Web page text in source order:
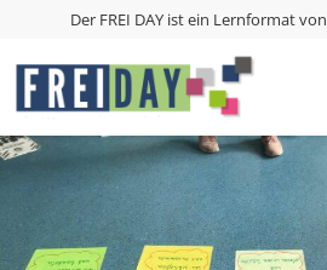
Der FREI DAY ist ein Lernformat von